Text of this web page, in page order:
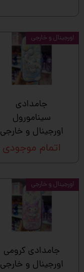
جامدادی
سینامورول
اورجینال و خارجی
اتمام موجودی
اورجینال و خارجی
جامدادی کرومی
اورجینال و خارجی
اورجینال و خارجی